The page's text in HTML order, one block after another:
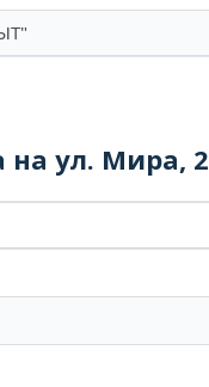
на ул. Мира, 2